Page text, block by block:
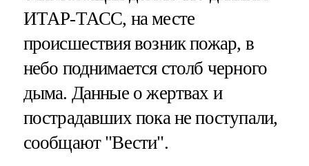
ИТАР-ТАСС, на месте
происшествия возник пожар, в
небо поднимается столб черного
дыма. Данные о жертвах и
пострадавших пока не поступали,
сообщают "Вести".